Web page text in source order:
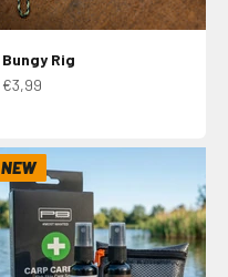
Bungy Rig
Aanbiedingsprijs
€3,99
NEW